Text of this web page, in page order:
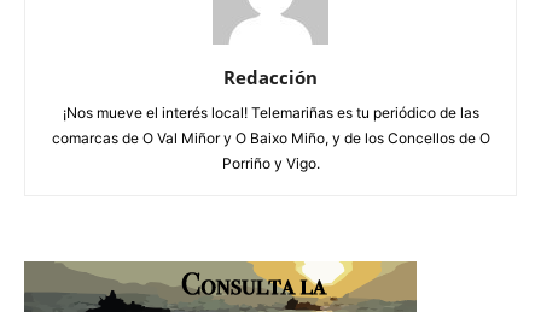
Redacción
¡Nos mueve el interés local! Telemariñas es tu periódico de las
comarcas de O Val Miñor y O Baixo Miño, y de los Concellos de O
Porriño y Vigo.